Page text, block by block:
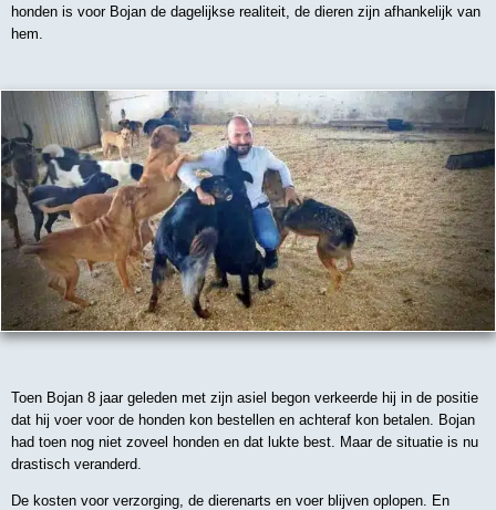
honden is voor Bojan de dagelijkse realiteit, de dieren zijn afhankelijk van
hem.
Toen Bojan 8 jaar geleden met zijn asiel begon verkeerde hij in de positie
dat hij voer voor de honden kon bestellen en achteraf kon betalen. Bojan
had toen nog niet zoveel honden en dat lukte best. Maar de situatie is nu
drastisch veranderd.
De kosten voor verzorging, de dierenarts en voer blijven oplopen. En